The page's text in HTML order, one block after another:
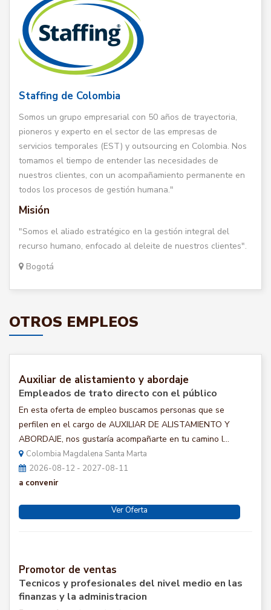
Staffing de Colombia
Somos un grupo empresarial con 50 años de trayectoria,
pioneros y experto en el sector de las empresas de
servicios temporales (EST) y outsourcing en Colombia. Nos
tomamos el tiempo de entender las necesidades de
nuestros clientes, con un acompañamiento permanente en
todos los procesos de gestión humana."
Misión
"Somos el aliado estratégico en la gestión integral del
recurso humano, enfocado al deleite de nuestros clientes".
Bogotá
OTROS EMPLEOS
Auxiliar de alistamiento y abordaje
Empleados de trato directo con el público
En esta oferta de empleo buscamos personas que se
perfilen en el cargo de AUXILIAR DE ALISTAMIENTO Y
ABORDAJE, nos gustaría acompañarte en tu camino l...
Colombia Magdalena Santa Marta
2026-08-12 - 2027-08-11
a convenir
Ver Oferta
Promotor de ventas
Tecnicos y profesionales del nivel medio en las
finanzas y la administracion